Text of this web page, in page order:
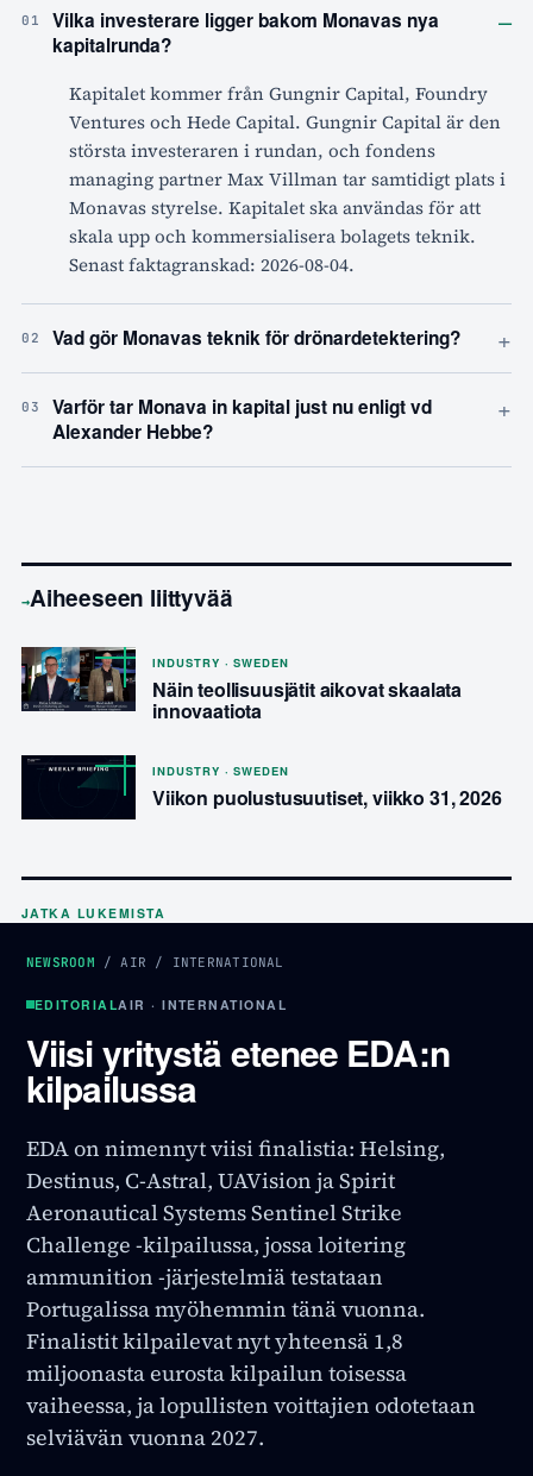
01
Vilka investerare ligger bakom Monavas nya
kapitalrunda?
–
Kapitalet kommer från Gungnir Capital, Foundry
Ventures och Hede Capital. Gungnir Capital är den
största investeraren i rundan, och fondens
managing partner Max Villman tar samtidigt plats i
Monavas styrelse. Kapitalet ska användas för att
skala upp och kommersialisera bolagets teknik.
Senast faktagranskad: 2026-08-04.
02 Vad gör Monavas teknik för drönardetektering? +
03
Varför tar Monava in kapital just nu enligt vd
Alexander Hebbe?
+
→Aiheeseen liittyvää
INDUSTRY · SWEDEN
Näin teollisuusjätit aikovat skaalata
innovaatiota
INDUSTRY · SWEDEN
Viikon puolustusuutiset, viikko 31, 2026
JATKA LUKEMISTA
NEWSROOM /AIR / INTERNATIONAL
EDITORIALAIR · INTERNATIONAL
Viisi yritystä etenee EDA:n
kilpailussa
EDA on nimennyt viisi finalistia: Helsing,
Destinus, C-Astral, UAVision ja Spirit
Aeronautical Systems Sentinel Strike
Challenge -kilpailussa, jossa loitering
ammunition -järjestelmiä testataan
Portugalissa myöhemmin tänä vuonna.
Finalistit kilpailevat nyt yhteensä 1,8
miljoonasta eurosta kilpailun toisessa
vaiheessa, ja lopullisten voittajien odotetaan
selviävän vuonna 2027.